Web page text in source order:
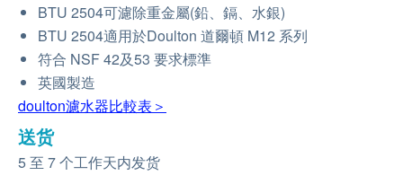
BTU 2504可濾除重金屬(鉛、鎘、水銀)
BTU 2504適用於Doulton 道爾頓 M12 系列
符合 NSF 42及53 要求標準
英國製造
doulton濾水器比較表＞
送货
5 至 7 个工作天内发货